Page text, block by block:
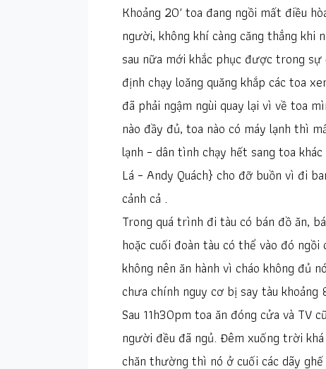
Khoảng 20′ toa đang ngồi mất điều
người, không khí càng căng thẳng khi
sau nữa mới khắc phục được trong
định chạy loăng quăng khắp các toa
đã phải ngậm ngùi quay lại vì về toa
nào đầy đủ, toa nào có máy lạnh thì
lạnh – dân tình chạy hết sang toa
Lá – Andy Quách} cho đỡ buồn vì đi
cảnh cả .
Trong quá trình đi tàu có bán đồ ăn,
hoặc cuối đoàn tàu có thể vào đó
không nên ăn hành vì cháo không đủ
chưa chính nguy cơ bị say tàu khoảng
Sau 11h30pm toa ăn đóng cửa và TV
người đều đã ngủ. Đêm xuống trời
chăn thường thì nó ở cuối các dãy